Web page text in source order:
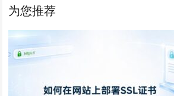
为您推荐